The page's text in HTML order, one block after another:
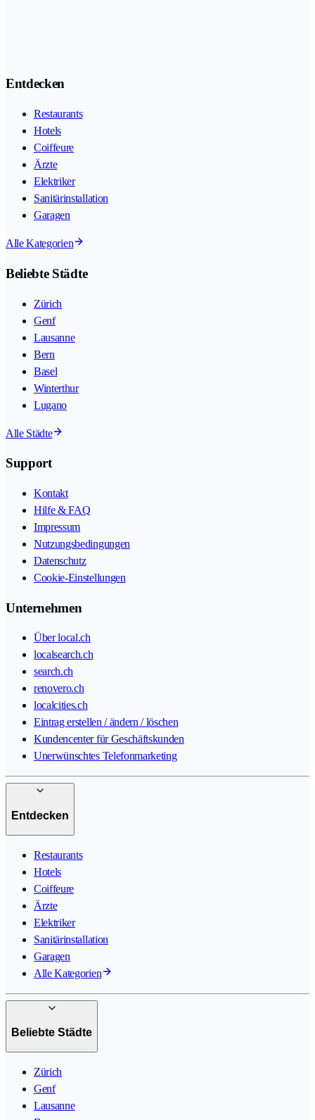
Entdecken
Restaurants
Hotels
Coiffeure
Ärzte
Elektriker
Sanitärinstallation
Garagen
Alle Kategorien
Beliebte Städte
Zürich
Genf
Lausanne
Bern
Basel
Winterthur
Lugano
Alle Städte
Support
Kontakt
Hilfe & FAQ
Impressum
Nutzungsbedingungen
Datenschutz
Cookie-Einstellungen
Unternehmen
Über local.ch
localsearch.ch
search.ch
renovero.ch
localcities.ch
Eintrag erstellen / ändern / löschen
Kundencenter für Geschäftskunden
Unerwünschtes Telefonmarketing
Entdecken
Restaurants
Hotels
Coiffeure
Ärzte
Elektriker
Sanitärinstallation
Garagen
Alle Kategorien
Beliebte Städte
Zürich
Genf
Lausanne